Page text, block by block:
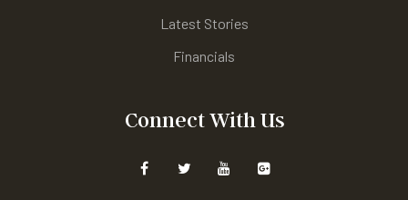
Latest Stories
Financials
Connect With Us